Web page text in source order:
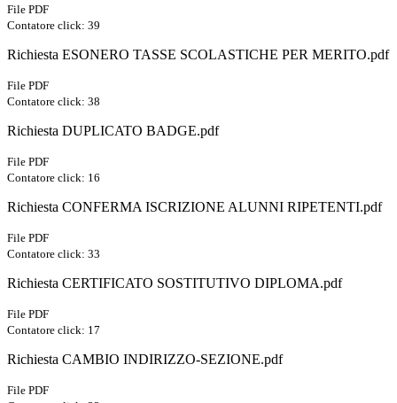
File PDF
Contatore click: 39
Richiesta ESONERO TASSE SCOLASTICHE PER MERITO.pdf
File PDF
Contatore click: 38
Richiesta DUPLICATO BADGE.pdf
File PDF
Contatore click: 16
Richiesta CONFERMA ISCRIZIONE ALUNNI RIPETENTI.pdf
File PDF
Contatore click: 33
Richiesta CERTIFICATO SOSTITUTIVO DIPLOMA.pdf
File PDF
Contatore click: 17
Richiesta CAMBIO INDIRIZZO-SEZIONE.pdf
File PDF